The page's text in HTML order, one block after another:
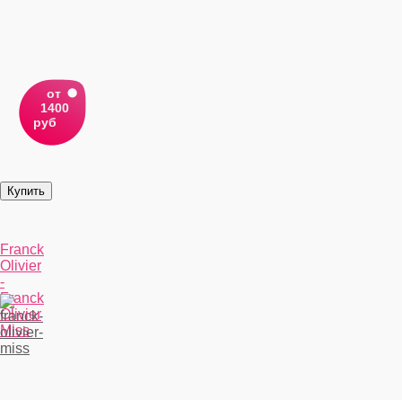
от
1400
руб
Franck
Olivier
-
Franck
Olivier
Miss